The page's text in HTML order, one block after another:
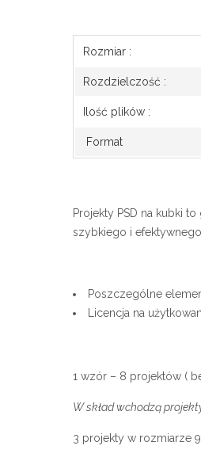
Rozmiar :
Rozdzielczość :
Ilość plików :
Format
Projekty PSD na kubki
szybkiego i
Poszczególne
Licencja na
1 wzór – 8 projektów (
W skład wchodzą
3 projekty w rozmiarze